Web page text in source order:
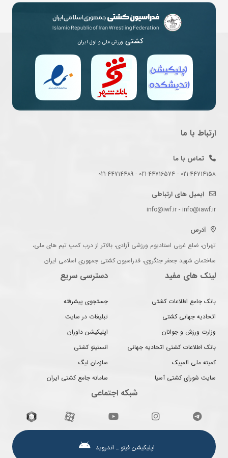
کشتی ورزش ملی و اول ایران
ارتباط با ما
تماس با ما
021-44714158 - 021-44716574 - 021-44714489
ایمیل های ارتباطی
info@iwf.ir - info@iawf.ir
آدرس
تهران، ضلع غربی استادیوم ورزشی آزادی، بالاتر از درب کمپ تیم های ملی،
ساختمان شهید جعفر جنگروی، فدراسیون کشتی جمهوری اسلامی ایران
لینک های مفید
بانک جامع اطلاعات کشتی
اتحادیه جهانی کشتی
وزارت ورزش و جوانان
بانک اطلاعات کشتی اتحادیه جهانی
کمیته ملی المپیک
سایت شورای کشتی آسیا
دسترسی سریع
جستجوی پیشرفته
تبلیغات در سایت
اپلیکیشن داوران
انستیتو کشتی
سازمان لیگ
سامانه جامع کشتی ایران
شبکه اجتماعی
اپلیکیشن فیتو ـ اندروید